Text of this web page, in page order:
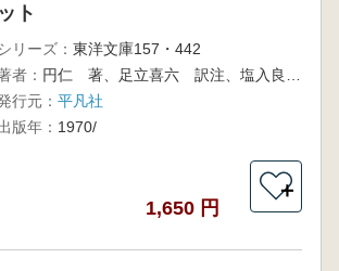
ット
リーズ： 東洋文庫157・442
者：
行元： 平凡社
版年： 1970/
1,650 円
＋